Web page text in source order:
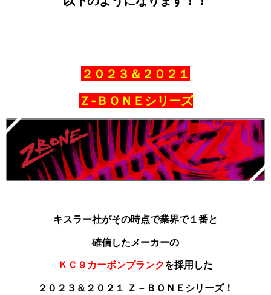
２０２３＆２０２１
Ｚ‐ＢＯＮＥシリーズ
キスラー社がその時点で業界で１番と
確信した メーカーの
ＫＣ９カーボンブランクを採用した
２０２３＆２０２１ Ｚ－ＢＯＮＥシリーズ！